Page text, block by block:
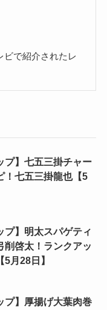
ビで紹介されたレ
プ】七五三掛チャー
！七五三掛龍也【5
プ】明太スパゲティ
削啓太！ランクアッ
月28日】
プ】厚揚げ大葉肉巻